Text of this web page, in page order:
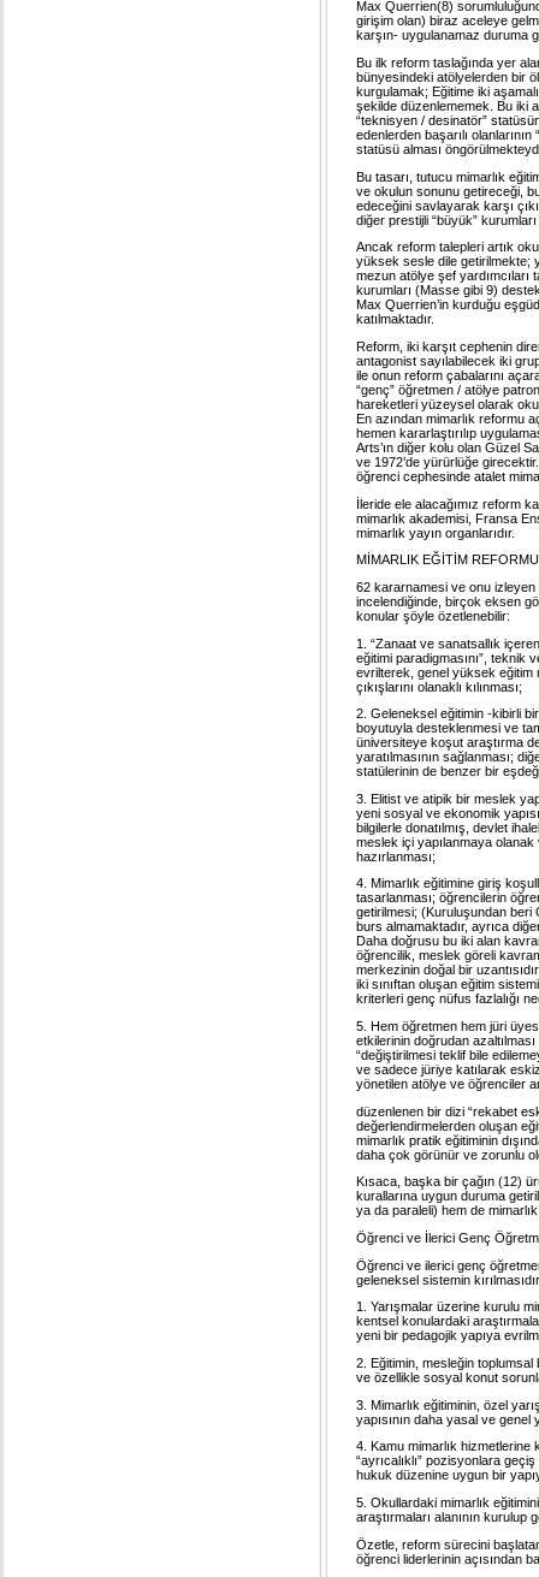
Max Querrien(8)
girişim olan) biraz aceleye
karşın- uygulanamaz duruma
Bu ilk reform taslağında yer
bünyesindeki atölyelerden bir
kurgulamak; Eğitime iki
şekilde düzenlememek. Bu iki
“teknisyen / desinatör”
edenlerden başarılı
statüsü alması
Bu tasarı, tutucu mimarlık
ve okulun sonunu getireceği,
edeceğini savlayarak karşı
diğer prestijli “büyük”
Ancak reform talepleri artık
yüksek sesle dile getirilmekte;
mezun atölye şef yardımcıları
kurumları (Masse gibi 9)
Max Querrien’in kurduğu
katılmaktadır.
Reform, iki karşıt cephenin
antagonist sayılabilecek iki
ile onun reform çabalarını
“genç” öğretmen / atölye
hareketleri yüzeysel olarak
En azından mimarlık reformu
hemen kararlaştırılıp
Arts’ın diğer kolu olan Güzel
ve 1972’de yürürlüğe
öğrenci cephesinde atalet
İleride ele alacağımız reform
mimarlık akademisi, Fransa
mimarlık yayın organlarıdır.
MİMARLIK EĞİTİM
62 kararnamesi ve onu
incelendiğinde, birçok eksen
konular şöyle özetlenebilir:
1. “Zanaat ve sanatsallık
eğitimi paradigmasını”, teknik
evrilterek, genel yüksek eğitim
çıkışlarını olanaklı kılınması;
2. Geleneksel eğitimin -kibirli bir
boyutuyla desteklenmesi ve
üniversiteye koşut araştırma
yaratılmasının sağlanması;
statülerinin de benzer bir
3. Elitist ve atipik bir meslek
yeni sosyal ve ekonomik
bilgilerle donatılmış, devlet
meslek içi yapılanmaya olanak
hazırlanması;
4. Mimarlık eğitimine giriş
tasarlanması; öğrencilerin
getirilmesi; (Kuruluşundan beri
burs almamaktadır, ayrıca
Daha doğrusu bu iki alan
öğrencilik, meslek göreli
merkezinin doğal bir
iki sınıftan oluşan eğitim
kriterleri genç nüfus fazlalığı
5. Hem öğretmen hem jüri
etkilerinin doğrudan
“değiştirilmesi teklif bile
ve sadece jüriye katılarak
yönetilen atölye ve öğrenciler
düzenlenen bir dizi “rekabet
değerlendirmelerden oluşan
mimarlık pratik eğitiminin
daha çok görünür ve zorunlu
Kısaca, başka bir çağın (12)
kurallarına uygun duruma
ya da paraleli) hem de
Öğrenci ve İlerici Genç
Öğrenci ve ilerici genç
geleneksel sistemin
1. Yarışmalar üzerine kurulu
kentsel konulardaki
yeni bir pedagojik yapıya
2. Eğitimin, mesleğin
ve özellikle sosyal konut
3. Mimarlık eğitiminin, özel
yapısının daha yasal ve
4. Kamu mimarlık hizmetlerine
“ayrıcalıklı” pozisyonlara
hukuk düzenine uygun bir
5. Okullardaki mimarlık
araştırmaları alanının kurulup
Özetle, reform sürecini
öğrenci liderlerinin açısından